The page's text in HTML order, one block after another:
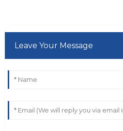
Leave Your Message